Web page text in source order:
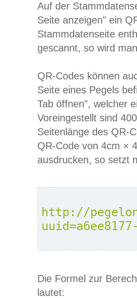
Auf der
Seite anzeigen" ein
Stammdatenseite
gescannt, so wird
QR-Codes können
Seite eines Pegels
Tab öffnen", welcher
Voreingestellt sind
Seitenlänge des QR-
QR-Code von 4cm ×
ausdrucken, so setzt
http://
Die Formel zur
lautet: